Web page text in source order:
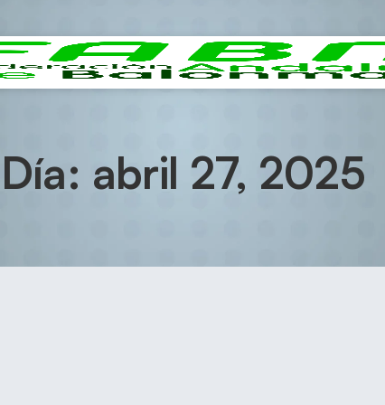
Día: abril 27, 2025